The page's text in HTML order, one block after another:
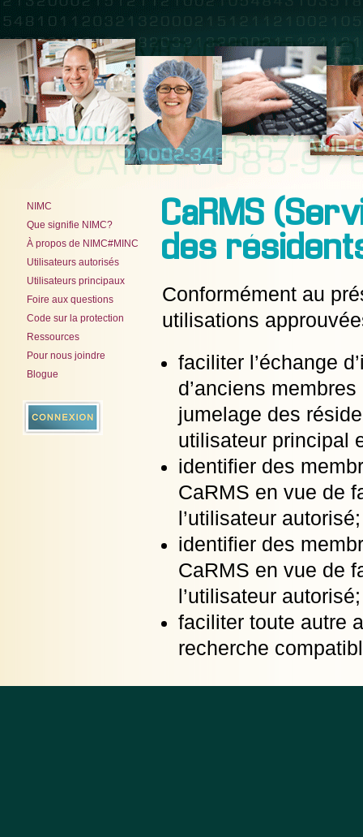
NIMC
Que signifie NIMC?
À propos de NIMC#MINC
Utilisateurs autorisés
Utilisateurs principaux
Foire aux questions
Code sur la protection
Ressources
Pour nous joindre
Blogue
CaRMS
des
Conformément au
utilisations
faciliter l’échange
d’anciens
jumelage des
utilisateur principal
identifier des
CaRMS en vue de
l’utilisateur autorisé;
identifier des
CaRMS en vue de
l’utilisateur
faciliter toute autre
recherche